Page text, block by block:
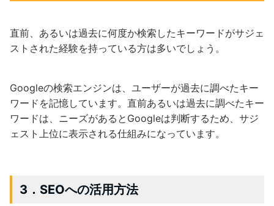
直前、あるいは過去に何度か検索したキーワードがサジェ
ストされた経験を持っている方は多いでしょう。
Googleの検索エンジンは、ユーザーが過去に調べたキー
ワードを記憶しています。直前あるいは過去に調べたキー
ワードは、ニーズがあるとGoogleは判断するため、サジ
ェスト上位に表示される仕組みになっています。
3．SEOへの活用方法